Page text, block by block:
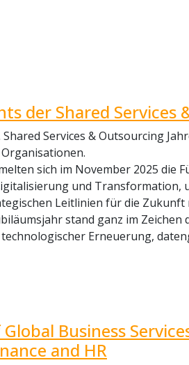
der Shared Services
Shared Services & Outsourcing
sich im November 2025 die
und Transformation,
Leitlinien für die
stand ganz im
Erneuerung,
Business
and HR